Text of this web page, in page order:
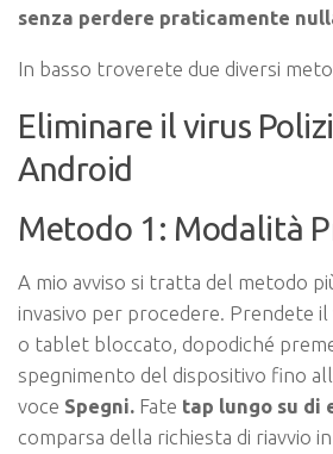
senza perdere praticamente
In basso troverete due diversi
Eliminare il virus
Android
Metodo 1: Modalità
A mio avviso si tratta del metodo
invasivo per procedere. Prendete
o tablet bloccato, dopodiché
spegnimento del dispositivo fino
voce Spegni. Fate tap lungo su di
comparsa della richiesta di riavvio